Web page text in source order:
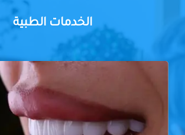
الخدمات الطبية